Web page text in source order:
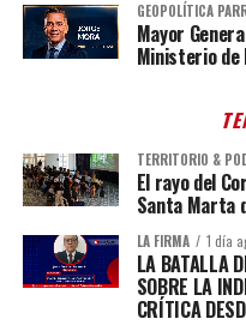
GEOPOLÍTICA
Mayor
Ministerio de
TERRITORIO &
El rayo del
Santa Marta
LA FIRMA 1 día
LA BATALLA
SOBRE LA
CRÍTICA